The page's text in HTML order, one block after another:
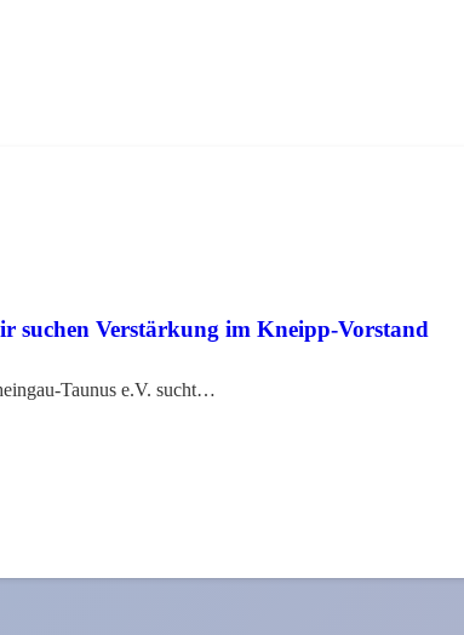
suchen Verstärkung im Kneipp-Vorstand
Taunus e.V. sucht…